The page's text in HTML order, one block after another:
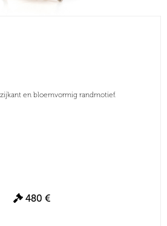
en bloemvormig randmotief.
480 €